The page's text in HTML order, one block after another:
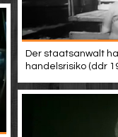
Der staatsanwalt
handelsrisiko (ddr